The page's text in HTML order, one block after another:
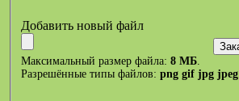
Добавить новый файл
Максимальный размер файла: 8 МБ
Разрешённые типы файлов: png gif jpg jpeg